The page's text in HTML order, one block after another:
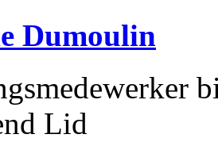
Dumoulin
Lid